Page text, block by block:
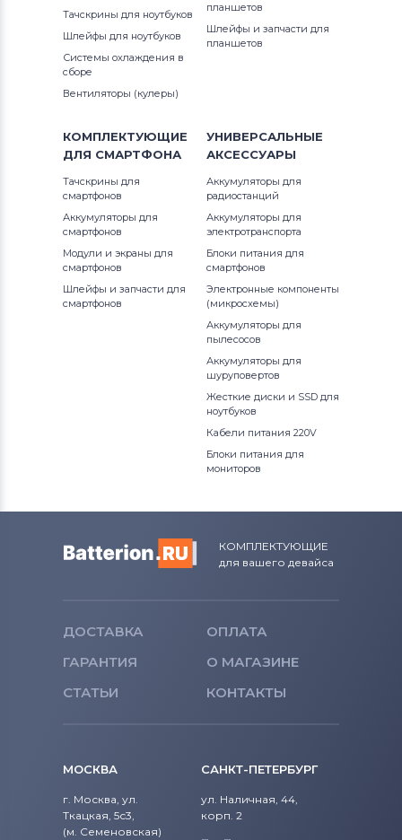
Тачскрины для планшетов Hankook
Тачскрины для планшетов
Все бренды
Тачскрины для планшетовAinol
Тачскрины для планшетовAllwinner
Тачскрины для планшетовDell
Тачскрины для планшетовArchos
Тачскрины для планшетовMegafon
Тачскрины для планшетовApache
Тачскрины для планшетовApple
Тачскрины для планшетов
Telefunken
Тачскрины для планшетов MOMO9
Ericsson
Тачскрины для планшетовAmoi
Тачскрины для ноутбуков
Шлейфы для ноутбуков
Системы охлаждения в
сборе
Вентиляторы (кулеры)
планшетов
Шлейфы и запчасти для
планшетов
КОМПЛЕКТУЮЩИЕ
ДЛЯ СМАРТФОНА
Тачскрины для
смартфонов
Аккумуляторы для
смартфонов
Модули и экраны для
смартфонов
Шлейфы и запчасти для
смартфонов
УНИВЕРСАЛЬНЫЕ
АКСЕССУАРЫ
Аккумуляторы для
радиостанций
Аккумуляторы для
электротранспорта
Блоки питания для
смартфонов
Электронные компоненты
(микросхемы)
Аккумуляторы для
пылесосов
Аккумуляторы для
шуруповертов
Жесткие диски и SSD для
ноутбуков
Кабели питания 220V
Блоки питания для
мониторов
КОМПЛЕКТУЮЩИЕ
для вашего девайса
ДОСТАВКА
ОПЛАТА
ГАРАНТИЯ
О МАГАЗИНЕ
СТАТЬИ
КОНТАКТЫ
МОСКВА
г. Москва, ул.
Ткацкая, 5с3,
(м. Семеновская)
САНКТ-ПЕТЕРБУРГ
ул. Наличная, 44,
корп. 2